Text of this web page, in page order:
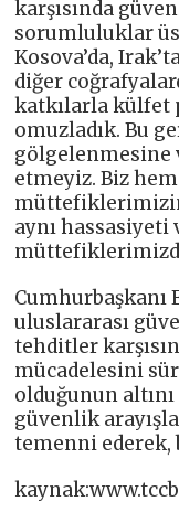
karşısında
sorumluluklar
Kosova’da,
diğer
katkılarla külfet
omuzladık. Bu
gölgelenmesine
etmeyiz. Biz
aynı hassasiyeti
Cumhurbaşkanı
uluslararası
tehditler
mücadelesini
olduğunun altını
güvenlik
temenni ederek,